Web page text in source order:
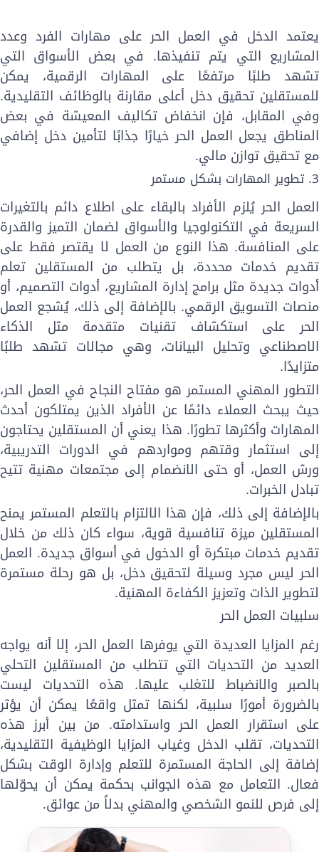
يعتمد الدخل في العمل الحر على مهارات الفرد وعدد
المشاريع التي يتم تنفيذها. في بعض الأسواق التي
تشهد طلبًا مرتفعًا على المهارات الرقمية، يمكن
للمستقلين تحقيق دخل أعلى مقارنة بالوظائف التقليدية.
وفي المقابل، فإن انخفاض تكاليف المعيشة في بعض
المناطق يجعل العمل الحر خيارًا جذابًا لتأمين دخل إضافي
مع تحقيق توازن مالي.
3. تطوير المهارات بشكل مستمر
العمل الحر يُلزم الأفراد بالبقاء على اطلاع دائم بالتغيرات
السريعة في التكنولوجيا والأسواق لضمان التميز والقدرة
على المنافسة. هذا النوع من العمل لا يقتصر فقط على
تقديم خدمات محددة، بل يتطلب من المستقلين تعلم
أدوات جديدة مثل برامج إدارة المشاريع، أدوات التصميم، أو
منصات التسويق الرقمي. بالإضافة إلى ذلك، يُشجع العمل
الحر على استكشاف تقنيات متقدمة مثل الذكاء
الاصطناعي وتحليل البيانات، وهي مجالات تشهد طلبًا
متزايدًا.
التطور المهني المستمر هو مفتاح النجاح في العمل الحر،
حيث يبحث العملاء دائمًا عن الأفراد الذين يمتلكون أحدث
المهارات وأكثرها تطورًا. هذا يعني أن المستقلين يحتاجون
إلى استثمار وقتهم ومواردهم في الدورات التدريبية،
ورش العمل، أو حتى الانضمام إلى مجتمعات مهنية تتيح
تبادل الخبرات.
بالإضافة إلى ذلك، فإن هذا الالتزام بالتعلم المستمر يمنح
المستقلين ميزة تنافسية قوية، سواء كان ذلك من خلال
تقديم خدمات مبتكرة أو الدخول في أسواق جديدة. العمل
الحر ليس مجرد وسيلة لتحقيق دخل، بل هو رحلة مستمرة
لتطوير الذات وتعزيز الكفاءة المهنية.
سلبيات العمل الحر
رغم المزايا العديدة التي يوفرها العمل الحر، إلا أنه يواجه
العديد من التحديات التي تتطلب من المستقلين التحلي
بالصبر والانضباط للتغلب عليها. هذه التحديات ليست
بالضرورة أمورًا سلبية، لكنها تمثل واقعًا يمكن أن يؤثر
على استقرار العمل الحر واستدامته. من بين أبرز هذه
التحديات، تقلب الدخل وغياب المزايا الوظيفية التقليدية،
إضافة إلى الحاجة المستمرة للتعلم وإدارة الوقت بشكل
فعال. التعامل مع هذه الجوانب بحكمة يمكن أن يحوّلها
إلى فرص للنمو الشخصي والمهني بدلاً من عوائق.